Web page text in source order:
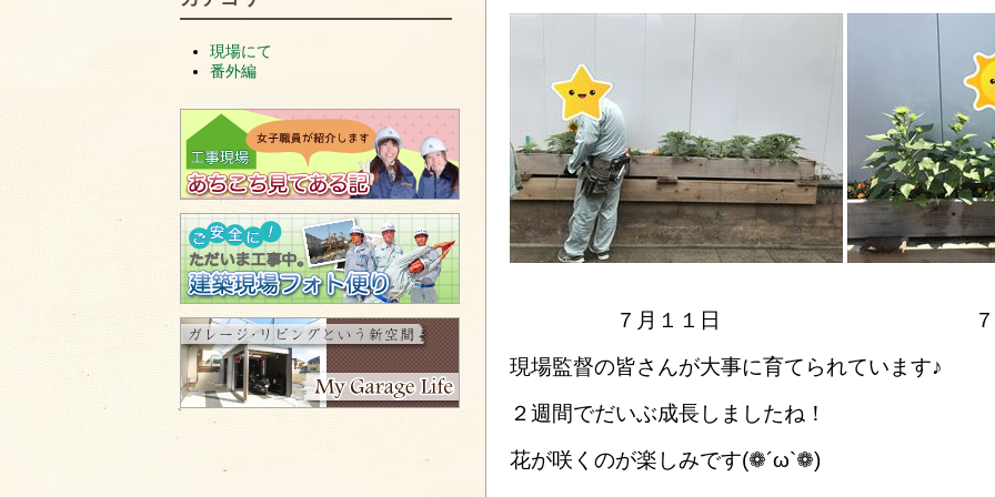
７月１１日 ７月２
現場監督の皆さんが大事に育てられています♪
２週間でだいぶ成長しましたね！
花が咲くのが楽しみです(❁´ω`❁)
現場にて
番外編